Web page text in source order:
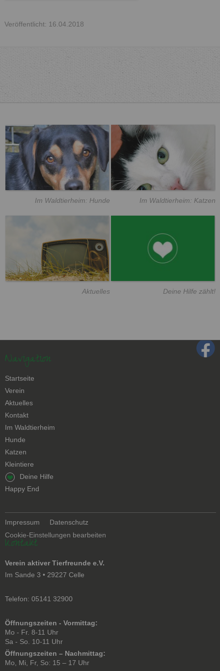
Veröffentlicht: 16.04.2018
Im Waldtierheim: Hunde Im Waldtierheim: Katzen
Aktuelles Deine Hilfe zählt!
Navigation
Navigation
überspringen
Startseite
Verein
Aktuelles
Kontakt
Navigation
überspringen
Im Waldtierheim
Hunde
Katzen
Kleintiere
Navigation
überspringen
Deine Hilfe
Happy End
Navigation
überspringen
Impressum
Datenschutz
Cookie-Einstellungen bearbeiten
Kontakt
Verein aktiver Tierfreunde e.V.
Im Sande 3 • 29227 Celle
Telefon: 05141 32900
Öffnungszeiten - Vormittag:
Mo - Fr. 8-11 Uhr
Sa - So. 10-11 Uhr
Öffnungszeiten – Nachmittag:
Mo, Mi, Fr, So: 15 – 17 Uhr